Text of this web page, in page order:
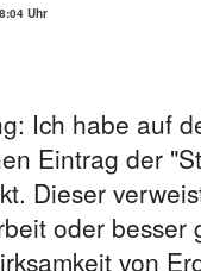
Uhr
Ich habe auf
Eintrag der
Dieser
oder besser
von